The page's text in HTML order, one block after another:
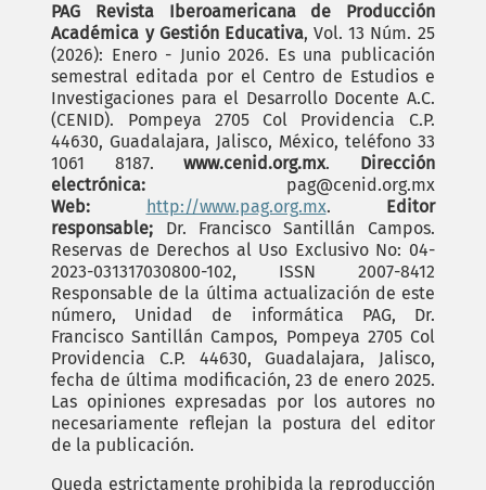
PAG Revista Iberoamericana de Producción
Académica y Gestión Educativa, Vol. 13 Núm. 25
(2026): Enero - Junio 2026. Es una publicación
semestral editada por el Centro de Estudios e
Investigaciones para el Desarrollo Docente A.C.
(CENID). Pompeya 2705 Col Providencia C.P.
44630, Guadalajara, Jalisco, México, teléfono 33
1061 8187.www.cenid.org.mx. Dirección
electrónica: pag@cenid.org.mx
Web:
http://www.pag.org.mx.
Editor
responsable; Dr. Francisco Santillán Campos.
Reservas de Derechos al Uso Exclusivo No: 04-
2023-031317030800-102, ISSN 2007-8412
Responsable de la última actualización de este
número, Unidad de informática PAG, Dr.
Francisco Santillán Campos, Pompeya 2705 Col
Providencia C.P. 44630, Guadalajara, Jalisco,
fecha de última modificación, 23 de enero 2025.
Las opiniones expresadas por los autores no
necesariamente reflejan la postura del editor
de la publicación.
Queda estrictamente prohibida la reproducción